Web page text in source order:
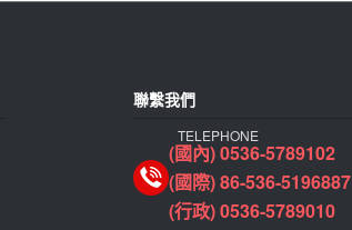
聯繫我們
TELEPHONE
(國內) 0536-5789102
(國際) 86-536-5196887
(行政) 0536-5789010